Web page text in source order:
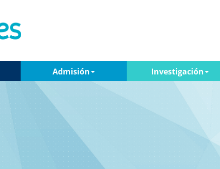
Admisión Investigación